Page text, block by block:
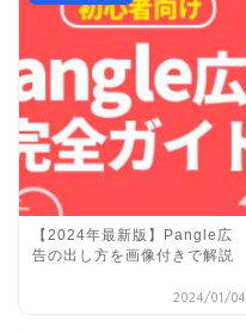
【2024年最新版】Pangle広
告の出し方を画像付きで解説
2024/01/04